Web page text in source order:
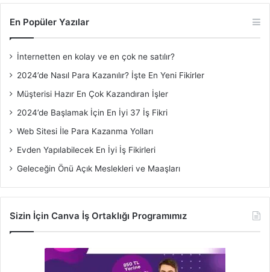
En Popüler Yazılar
İnternetten en kolay ve en çok ne satılır?
2024’de Nasıl Para Kazanılır? İşte En Yeni Fikirler
Müşterisi Hazır En Çok Kazandıran İşler
2024’de Başlamak İçin En İyi 37 İş Fikri
Web Sitesi İle Para Kazanma Yolları
Evden Yapılabilecek En İyi İş Fikirleri
Geleceğin Önü Açık Meslekleri ve Maaşları
Sizin İçin Canva İş Ortaklığı Programımız